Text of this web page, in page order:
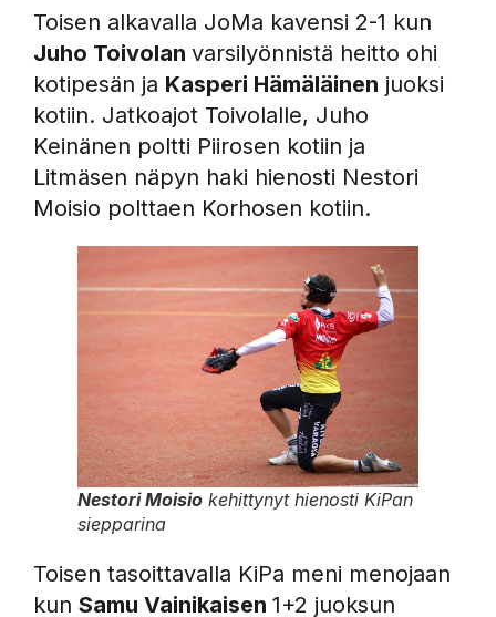
Toisen alkavalla JoMa kavensi 2-1 kun
Juho Toivolan varsilyönnistä heitto ohi
kotipesän ja Kasperi Hämäläinen juoksi
kotiin. Jatkoajot Toivolalle, Juho
Keinänen poltti Piirosen kotiin ja
Litmäsen näpyn haki hienosti Nestori
Moisio polttaen Korhosen kotiin.
Nestori Moisio kehittynyt hienosti KiPan
siepparina
Toisen tasoittavalla KiPa meni menojaan
kun Samu Vainikaisen 1+2 juoksun